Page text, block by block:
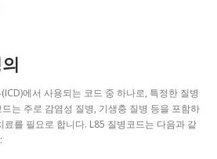
에서 사용되는 코드 중 하나로, 특정한 질병
는 주로 감염성 질병, 기생충 질병 등을 포함하
료를 필요로 합니다. L85 질병코드는 다음과 같